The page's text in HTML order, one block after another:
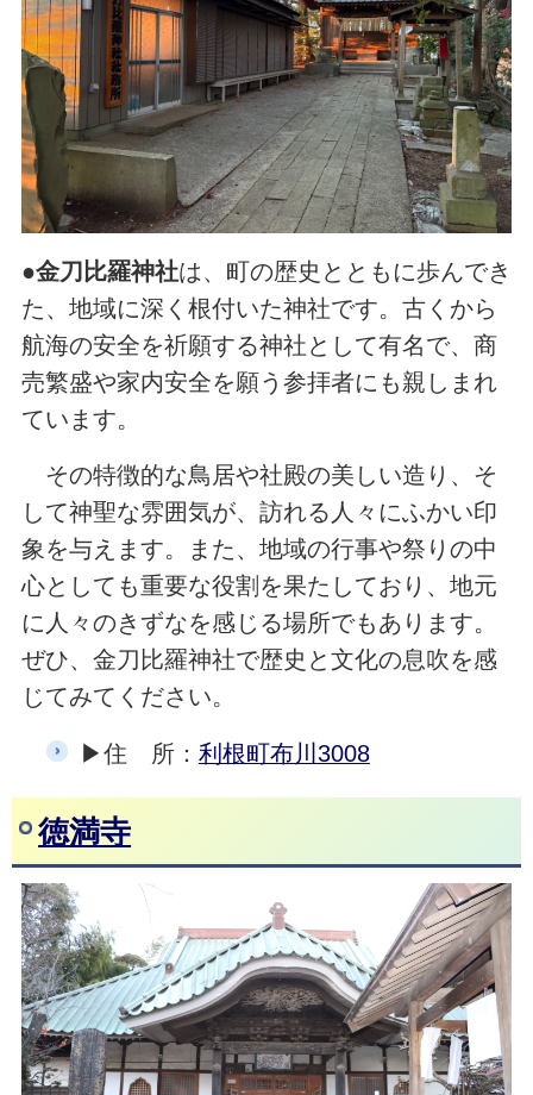
●金刀比羅神社は、町の歴史とともに歩んでき
た、地域に深く根付いた神社です。古くから
航海の安全を祈願する神社として有名で、商
売繁盛や家内安全を願う参拝者にも親しまれ
ています。
その特徴的な鳥居や社殿の美しい造り、そ
して神聖な雰囲気が、訪れる人々にふかい印
象を与えます。また、地域の行事や祭りの中
心としても重要な役割を果たしており、地元
に人々のきずなを感じる場所でもあります。
ぜひ、金刀比羅神社で歴史と文化の息吹を感
じてみてください。
▶住 所： 利根町布川3008
徳満寺